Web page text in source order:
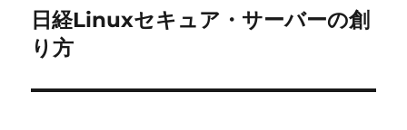
ゲ
ー
シ
次
の
稿:
日経Linuxセキュア・サーバーの創
り方